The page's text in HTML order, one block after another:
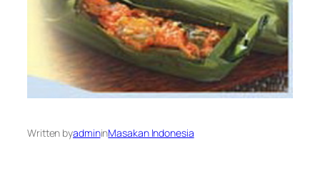
Written byadmininMasakan Indonesia